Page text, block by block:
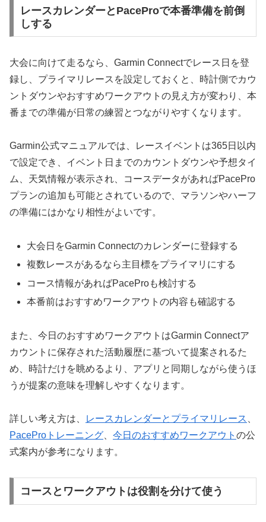
レースカレンダーとPaceProで本番準備を前倒
しする
大会に向けて走るなら、Garmin Connectでレース日を登
録し、プライマリレースを設定しておくと、時計側でカウ
ントダウンやおすすめワークアウトの見え方が変わり、本
番までの準備が日常の練習とつながりやすくなります。
Garmin公式マニュアルでは、レースイベントは365日以内
で設定でき、イベント日までのカウントダウンや予想タイ
ム、天気情報が表示され、コースデータがあればPacePro
プランの追加も可能とされているので、マラソンやハーフ
の準備にはかなり相性がよいです。
大会日をGarmin Connectのカレンダーに登録する
複数レースがあるなら主目標をプライマリにする
コース情報があればPaceProも検討する
本番前はおすすめワークアウトの内容も確認する
また、今日のおすすめワークアウトはGarmin Connectア
カウントに保存された活動履歴に基づいて提案されるた
め、時計だけを眺めるより、アプリと同期しながら使うほ
うが提案の意味を理解しやすくなります。
詳しい考え方は、 レースカレンダーとプライマリレース
PaceProトレーニング
今日のおすすめワークアウト の公
式案内が参考になります。
コースとワークアウトは役割を分けて使う